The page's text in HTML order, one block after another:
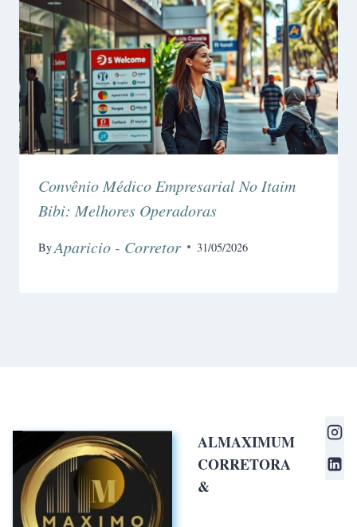
Convênio Médico Empresarial No Itaim
Bibi: Melhores Operadoras
ByAparicio - Corretor 31/05/2026
ALMAXIMUM
CORRETORA
&